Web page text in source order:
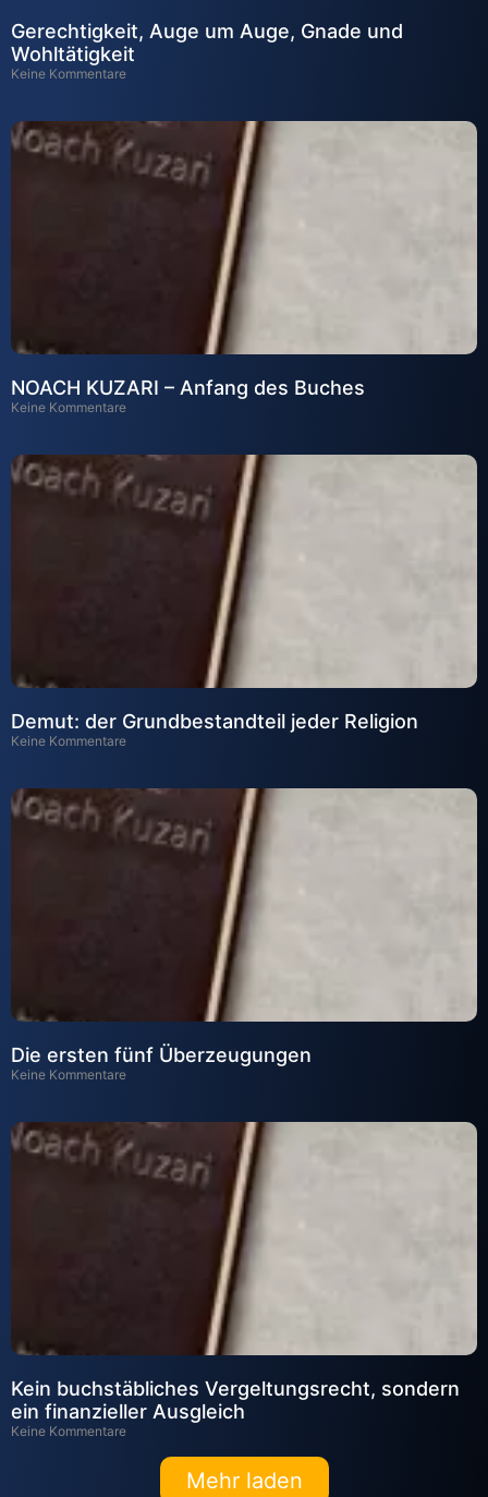
Gerechtigkeit, Auge um Auge, Gnade und
Wohltätigkeit
Keine Kommentare
NOACH KUZARI – Anfang des Buches
Keine Kommentare
Demut: der Grundbestandteil jeder Religion
Keine Kommentare
Die ersten fünf Überzeugungen
Keine Kommentare
Kein buchstäbliches Vergeltungsrecht, sondern
ein finanzieller Ausgleich
Keine Kommentare
Mehr laden